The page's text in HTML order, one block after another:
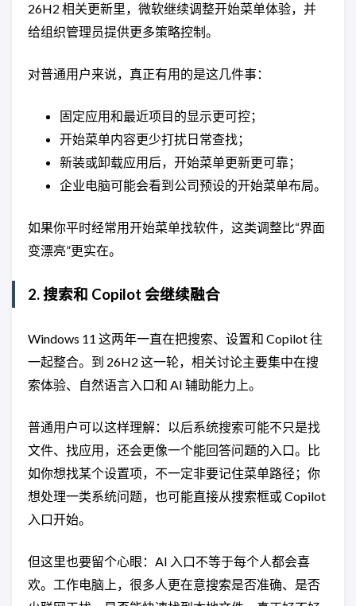
26H2 相关更新里，微软继续调整开始菜单体验，并
给组织管理员提供更多策略控制。
对普通用户来说，真正有用的是这几件事：
固定应用和最近项目的显示更可控；
开始菜单内容更少打扰日常查找；
新装或卸载应用后，开始菜单更新更可靠；
企业电脑可能会看到公司预设的开始菜单布局。
如果你平时经常用开始菜单找软件，这类调整比“界面
变漂亮”更实在。
2. 搜索和 Copilot 会继续融合
Windows 11 这两年一直在把搜索、设置和 Copilot 往
一起整合。到 26H2 这一轮，相关讨论主要集中在搜
索体验、自然语言入口和 AI 辅助能力上。
普通用户可以这样理解：以后系统搜索可能不只是找
文件、找应用，还会更像一个能回答问题的入口。比
如你想找某个设置项，不一定非要记住菜单路径；你
想处理一类系统问题，也可能直接从搜索框或 Copilot
入口开始。
但这里也要留个心眼：AI 入口不等于每个人都会喜
欢。工作电脑上，很多人更在意搜索是否准确、是否